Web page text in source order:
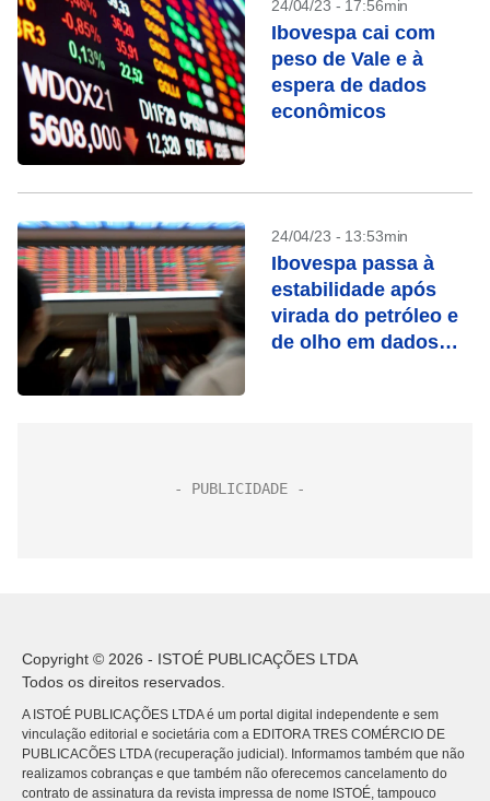
24/04/23 - 17:56min
Ibovespa cai com
peso de Vale e à
espera de dados
econômicos
24/04/23 - 13:53min
Ibovespa passa à
estabilidade após
virada do petróleo e
de olho em dados
Copyright © 2026 - ISTOÉ PUBLICAÇÕES LTDA
Todos os direitos reservados.
A ISTOÉ PUBLICAÇÕES LTDA é um portal digital independente e sem
vinculação editorial e societária com a EDITORA TRES COMÉRCIO DE
PUBLICACÕES LTDA (recuperação judicial). Informamos também que não
realizamos cobranças e que também não oferecemos cancelamento do
contrato de assinatura da revista impressa de nome ISTOÉ, tampouco